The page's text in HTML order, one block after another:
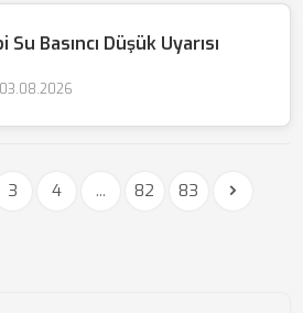
Basıncı Düşük Uyarısı
03.08.2026
3 4 ... 82 83